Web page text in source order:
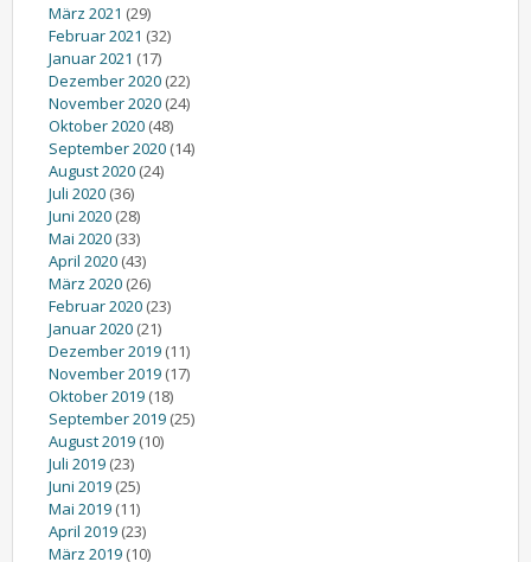
März 2021 (29)
Februar 2021 (32)
Januar 2021 (17)
Dezember 2020 (22)
November 2020 (24)
Oktober 2020 (48)
September 2020 (14)
August 2020 (24)
Juli 2020 (36)
Juni 2020 (28)
Mai 2020 (33)
April 2020 (43)
März 2020 (26)
Februar 2020 (23)
Januar 2020 (21)
Dezember 2019 (11)
November 2019 (17)
Oktober 2019 (18)
September 2019 (25)
August 2019 (10)
Juli 2019 (23)
Juni 2019 (25)
Mai 2019 (11)
April 2019 (23)
März 2019 (10)